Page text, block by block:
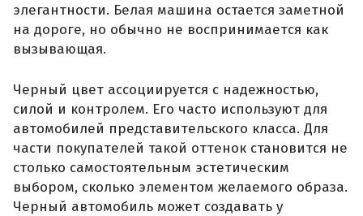
элегантности. Белая машина остается заметной
на дороге, но обычно не воспринимается как
вызывающая.
Черный цвет ассоциируется с надежностью,
силой и контролем. Его часто используют для
автомобилей представительского класса. Для
части покупателей такой оттенок становится не
столько самостоятельным эстетическим
выбором, сколько элементом желаемого образа.
Черный автомобиль может создавать у